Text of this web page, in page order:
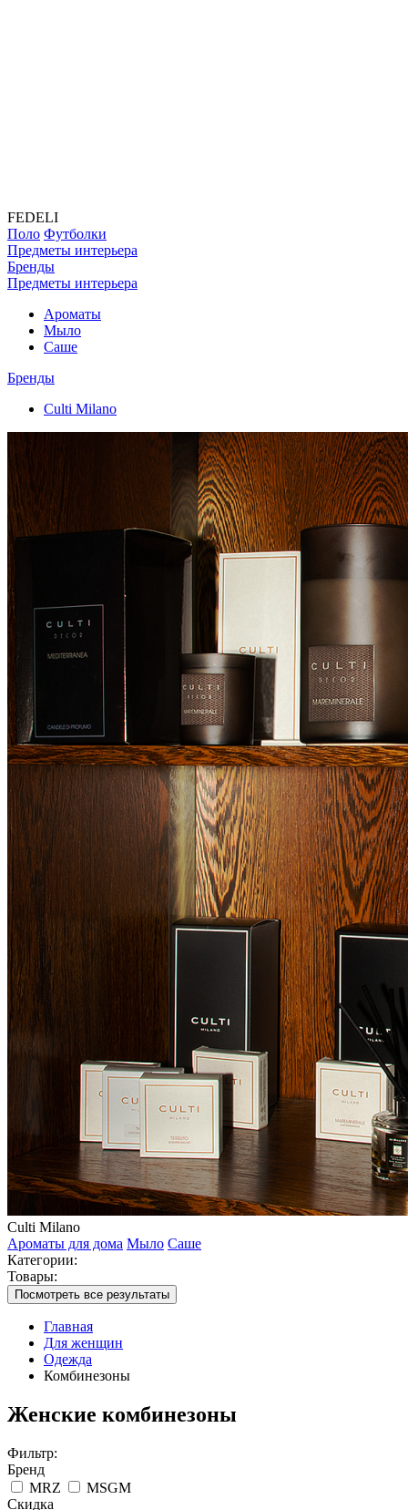
FEDELI
Поло Футболки
Предметы интерьера
Бренды
Предметы интерьера
Ароматы
Мыло
Саше
Бренды
Culti Milano
Culti Milano
Ароматы для дома Мыло Саше
Категории:
Товары:
Посмотреть все результаты
Главная
Для женщин
Одежда
Комбинезоны
Женские комбинезоны
Фильтр:
Бренд
MRZ
MSGM
Скидка